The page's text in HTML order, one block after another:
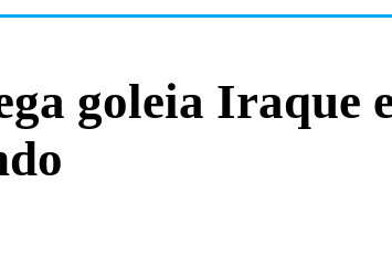
goleia Iraque